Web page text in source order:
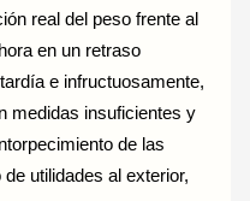
real del peso frente al
en un retraso
e infructuosamente,
medidas insuficientes y
de las
utilidades al exterior,